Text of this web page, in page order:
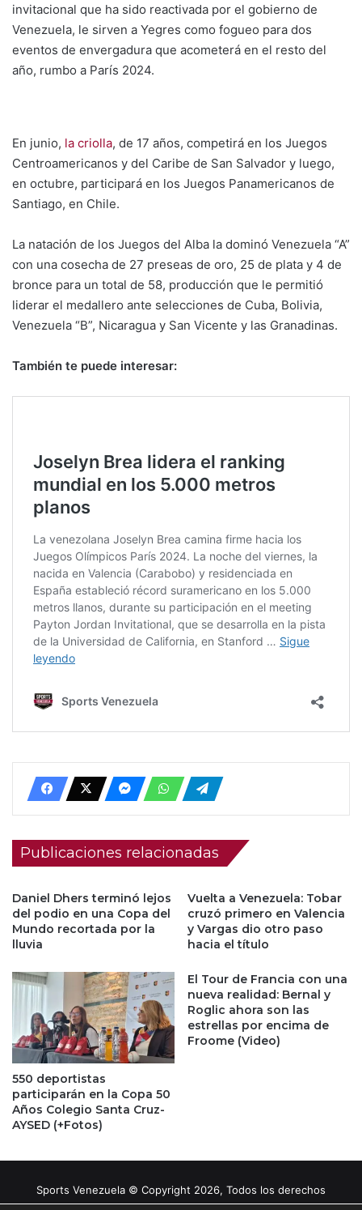
invitacional que ha sido reactivada por el gobierno de
Venezuela, le sirven a Yegres como fogueo para dos
eventos de envergadura que acometerá en el resto del
año, rumbo a París 2024.
En junio, la criolla, de 17 años, competirá en los Juegos
Centroamericanos y del Caribe de San Salvador y luego,
en octubre, participará en los Juegos Panamericanos de
Santiago, en Chile.
La natación de los Juegos del Alba la dominó Venezuela “A”
con una cosecha de 27 preseas de oro, 25 de plata y 4 de
bronce para un total de 58, producción que le permitió
liderar el medallero ante selecciones de Cuba, Bolivia,
Venezuela “B”, Nicaragua y San Vicente y las Granadinas.
También te puede interesar:
Publicaciones relacionadas
Daniel Dhers terminó lejos
del podio en una Copa del
Mundo recortada por la
lluvia
Vuelta a Venezuela: Tobar
cruzó primero en Valencia
y Vargas dio otro paso
hacia el título
550 deportistas
participarán en la Copa 50
Años Colegio Santa Cruz-
AYSED (+Fotos)
El Tour de Francia con una
nueva realidad: Bernal y
Roglic ahora son las
estrellas por encima de
Froome (Video)
Sports Venezuela © Copyright 2026, Todos los derechos